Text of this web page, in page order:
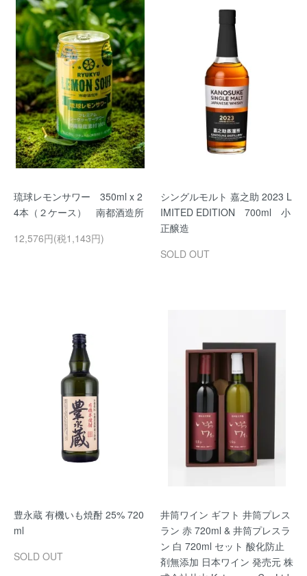
琉球レモンサワー 350ml x 2
4本（２ケース） 南都酒造所
12,576円(税1,143円)
シングルモルト 嘉之助 2023 L
IMITED EDITION 700ml 小
正醸造
SOLD OUT
豊永蔵 有機いも焼酎 25% 720
ml
SOLD OUT
井筒ワイン ギフト 井筒プレス
ラン 赤 720ml & 井筒プレスラ
ン 白 720ml セット 酸化防止
剤無添加 日本ワイン 発売元 株